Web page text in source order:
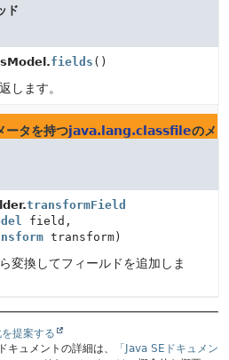
ド
fields ()
します。
ータを持つjava.lang.classfileのメ
transformField
field,
transform)
変換してフィールドを追加しま
提案する
キュメントの詳細は、
「Java SEドキュメン